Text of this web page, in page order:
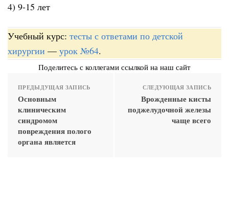
4) 9-15 лет
Учебный курс: тесты с ответами по детской
хирургии — урок №64.
Поделитесь с коллегами ссылкой на наш сайт
ПРЕДЫДУЩАЯ ЗАПИСЬ
Основным
клиническим
синдромом
повреждения полого
органа является
СЛЕДУЮЩАЯ ЗАПИСЬ
Врожденные кисты
поджелудочной железы
чаще всего